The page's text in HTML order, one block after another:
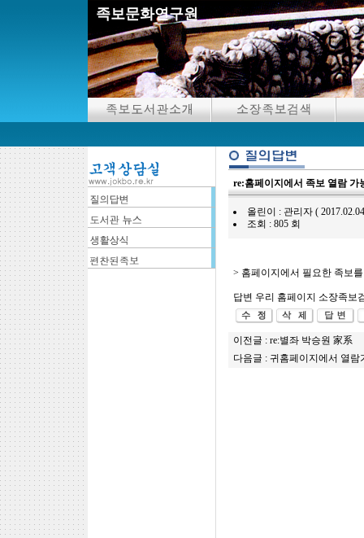
족보문화연구원
re:홈페이지에서 족보 열람 가
올린이 : 관리자 (
조회 : 805 회
> 홈페이지에서 필요한 족보
답변 우리 홈페이지 소장족보
이전글 : re:별좌 박승원 家系
다음글 : 귀홈페이지에서 열람